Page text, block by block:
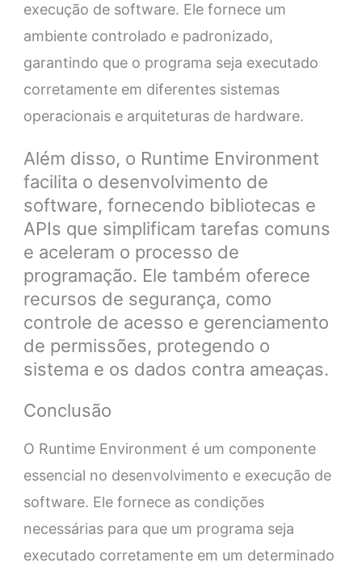
execução de software. Ele fornece um
ambiente controlado e padronizado,
garantindo que o programa seja executado
corretamente em diferentes sistemas
operacionais e arquiteturas de hardware.
Além disso, o Runtime Environment
facilita o desenvolvimento de
software, fornecendo bibliotecas e
APIs que simplificam tarefas comuns
e aceleram o processo de
programação. Ele também oferece
recursos de segurança, como
controle de acesso e gerenciamento
de permissões, protegendo o
sistema e os dados contra ameaças.
Conclusão
O Runtime Environment é um componente
essencial no desenvolvimento e execução de
software. Ele fornece as condições
necessárias para que um programa seja
executado corretamente em um determinado